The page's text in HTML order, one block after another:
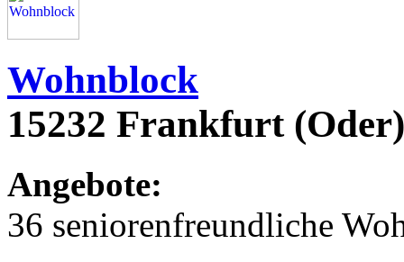
Wohnblock
15232 Frankfurt
Angebote:
36 seniorenfreundliche